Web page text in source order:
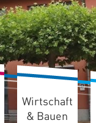
Wirtschaft
& Bauen